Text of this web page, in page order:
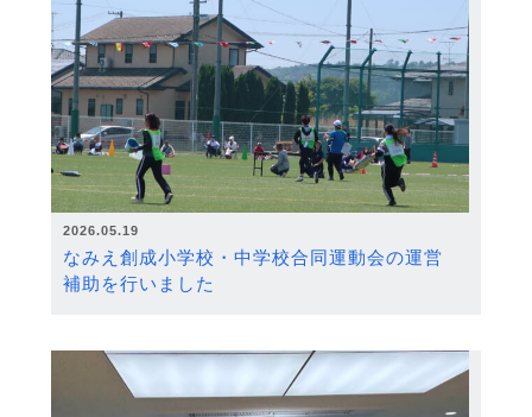
2026.05.19
なみえ創成小学校・中学校合同運動会の運営
補助を行いました